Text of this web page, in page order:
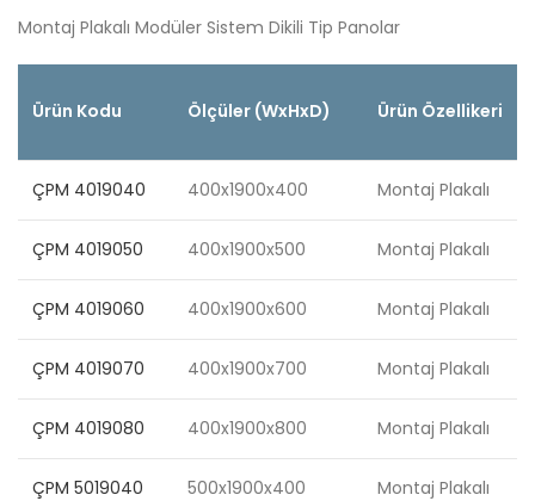
Montaj Plakalı Modüler Sistem Dikili Tip Panolar
Ürün Kodu Ölçüler (WxHxD) Ürün Özellikeri
ÇPM 4019040 400x1900x400 Montaj Plakalı
ÇPM 4019050 400x1900x500 Montaj Plakalı
ÇPM 4019060 400x1900x600 Montaj Plakalı
ÇPM 4019070 400x1900x700 Montaj Plakalı
ÇPM 4019080 400x1900x800 Montaj Plakalı
ÇPM 5019040 500x1900x400 Montaj Plakalı